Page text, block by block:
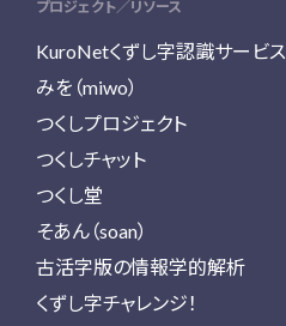
プロジェクト／リソース
KuroNetくずし字認識サービス
みを（miwo）
つくしプロジェクト
つくしチャット
つくし堂
そあん（soan）
古活字版の情報学的解析
くずし字チャレンジ！